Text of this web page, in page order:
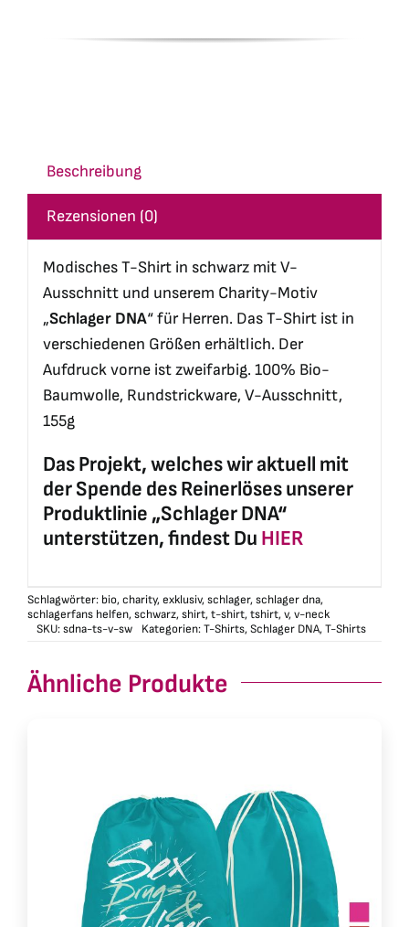
schwarz
Beschreibung
Rezensionen (0)
Modisches T-Shirt in schwarz mit V-
Ausschnitt und unserem Charity-Motiv
„Schlager DNA“ für Herren. Das T-Shirt ist in
verschiedenen Größen erhältlich. Der
Aufdruck vorne ist zweifarbig. 100% Bio-
Baumwolle, Rundstrickware, V-Ausschnitt,
155g
Das Projekt, welches wir aktuell mit
der Spende des Reinerlöses unserer
Produktlinie „Schlager DNA“
unterstützen, findest Du HIER
Schlagwörter: bio, charity, exklusiv, schlager, schlager dna,
schlagerfans helfen, schwarz, shirt, t-shirt, tshirt, v, v-neck
SKU:sdna-ts-v-sw Kategorien:T-Shirts, Schlager DNA, T-Shirts
Ähnliche Produkte